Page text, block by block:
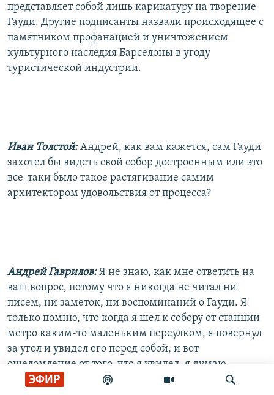
ЭФИР
представляет собой лишь карикатуру на творение
Гауди. Другие подписанты назвали происходящее с
памятником профанацией и уничтожением
культурного наследия Барселоны в угоду
туристической индустрии.
Иван Толстой:Андрей, как вам кажется, сам Гауди
захотел бы видеть свой собор достроенным или это
все-таки было такое растягивание самим
архитектором удовольствия от процесса?
Андрей Гаврилов:Я не знаю, как мне ответить на
ваш вопрос, потому что я никогда не читал ни
писем, ни заметок, ни воспоминаний о Гауди. Я
только помню, что когда я шел к собору от станции
метро каким-то маленьким переулком, я повернул
за угол и увидел его перед собой, и вот
ошеломление от того, что я увидел, я думаю,
надолго отбило у меня охоту пытаться разобраться